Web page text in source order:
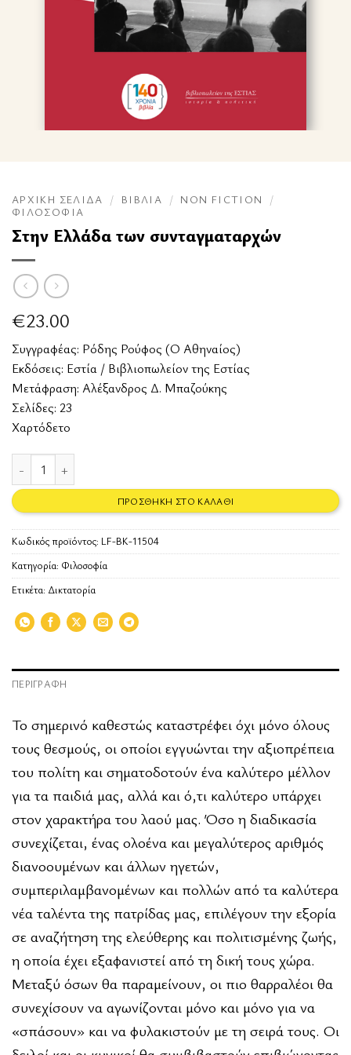
ΑΡΧΙΚΉ ΣΕΛΊΔΑ / ΒΙΒΛΊΑ / NON FICTION
/
ΦΙΛΟΣΟΦΊΑ
Στην Ελλάδα των συνταγματαρχών
€23.00
Συγγραφέας: Ρόδης Ρούφος (Ο Αθηναίος)
Εκδόσεις: Εστία / Βιβλιοπωλείον της Εστίας
Μετάφραση: Αλέξανδρος Δ. Μπαζούκης
Σελίδες: 23
Χαρτόδετο
Στην Ελλάδα των συνταγματαρχών ποσότητα
ΠΡΟΣΘΉΚΗ ΣΤΟ ΚΑΛΆΘΙ
Κωδικός προϊόντος: LF-BK-11504
Κατηγορία: Φιλοσοφία
Ετικέτα: Δικτατορία
ΠΕΡΙΓΡΑΦΉ
Το σημερινό καθεστώς καταστρέφει όχι μόνο όλους
τους θεσμούς, οι οποίοι εγγυώνται την αξιοπρέπεια
του πολίτη και σηματοδοτούν ένα καλύτερο μέλλον
για τα παιδιά μας, αλλά και ό,τι καλύτερο υπάρχει
στον χαρακτήρα του λαού μας. Όσο η διαδικασία
συνεχίζεται, ένας ολοένα και μεγαλύτερος αριθμός
διανοουμένων και άλλων ηγετών,
συμπεριλαμβανομένων και πολλών από τα καλύτερα
νέα ταλέντα της πατρίδας μας, επιλέγουν την εξορία
σε αναζήτηση της ελεύθερης και πολιτισμένης ζωής,
η οποία έχει εξαφανιστεί από τη δική τους χώρα.
Μεταξύ όσων θα παραμείνουν, οι πιο θαρραλέοι θα
συνεχίσουν να αγωνίζονται μόνο και μόνο για να
«σπάσουν» και να φυλακιστούν με τη σειρά τους. Οι